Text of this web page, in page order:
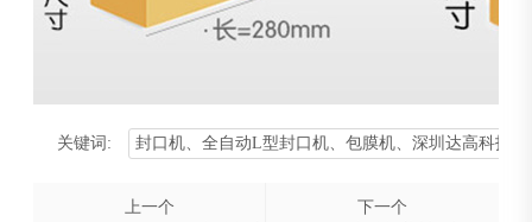
关键词: 封口机、全自动L型封口机、包膜机、深圳达高科技
上一个
下一个